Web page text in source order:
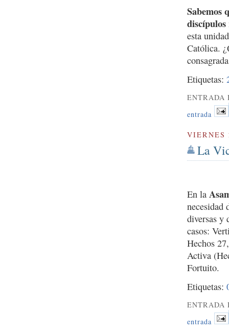
Sabemos
discípulos
esta
Católica.
Etiquetas:
ENTRADA
entrada
VIERNES
La
En la
necesidad
diversas y
casos:
Hechos
Activa
Fortuito.
Etiquetas:
ENTRADA
entrada